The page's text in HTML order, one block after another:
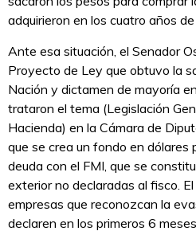
adquirieron en los cuatro años
Ante esa situación, el Senador
Proyecto de Ley que obtuvo la
Nación y dictamen de mayoría
trataron el tema (Legislación
Hacienda) en la Cámara de
que se crea un fondo en dólares
deuda con el FMI, que se
exterior no declaradas al fisco.
empresas que reconozcan la
declaren en los primeros 6